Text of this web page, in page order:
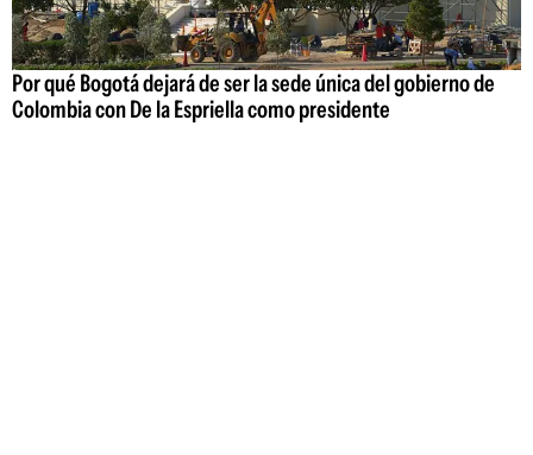
Por qué Bogotá dejará de ser la sede única del gobierno de
Colombia con De la Espriella como presidente